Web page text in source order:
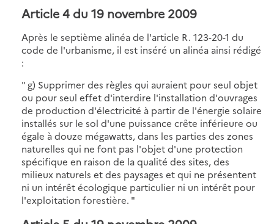
Article 4 du 19 novembre 2009
Après le septième alinéa de l'article R. 123-20-1 du
code de l'urbanisme, il est inséré un alinéa ainsi rédigé
:
" g) Supprimer des règles qui auraient pour seul objet
ou pour seul effet d'interdire l'installation d'ouvrages
de production d'électricité à partir de l'énergie solaire
installés sur le sol d'une puissance crête inférieure ou
égale à douze mégawatts, dans les parties des zones
naturelles qui ne font pas l'objet d'une protection
spécifique en raison de la qualité des sites, des
milieux naturels et des paysages et qui ne présentent
ni un intérêt écologique particulier ni un intérêt pour
l'exploitation forestière. "